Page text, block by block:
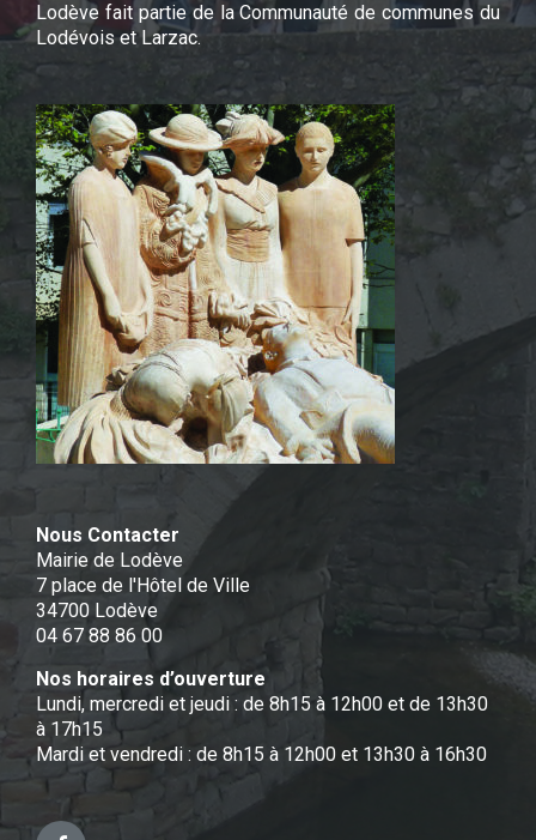
Lodève fait partie de la Communauté de communes du
Lodévois et Larzac.
Nous Contacter
Mairie de Lodève
7 place de l'Hôtel de Ville
34700 Lodève
04 67 88 86 00
Nos horaires d’ouverture
Lundi, mercredi et jeudi : de 8h15 à 12h00 et de 13h30
à 17h15
Mardi et vendredi : de 8h15 à 12h00 et 13h30 à 16h30